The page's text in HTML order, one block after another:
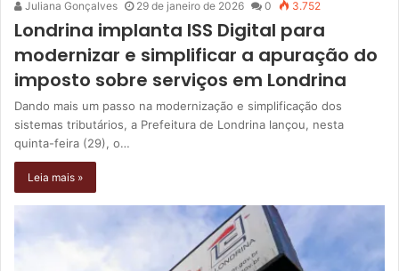
Juliana Gonçalves 29 de janeiro de 2026 0 3.752
Londrina implanta ISS Digital para
modernizar e simplificar a apuração do
imposto sobre serviços em Londrina
Dando mais um passo na modernização e simplificação dos
sistemas tributários, a Prefeitura de Londrina lançou, nesta
quinta-feira (29), o…
Leia mais »